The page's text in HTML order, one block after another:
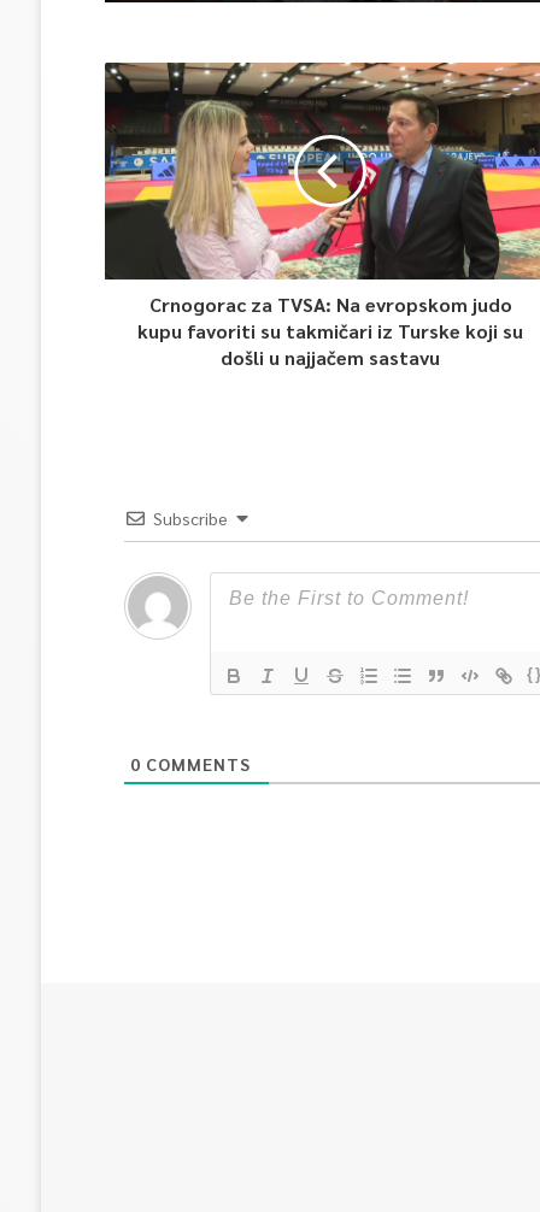
Crnogorac za TVSA: Na evropskom judo
kupu favoriti su takmičari iz Turske koji su
došli u najjačem sastavu
Subscribe
0 COMMENTS